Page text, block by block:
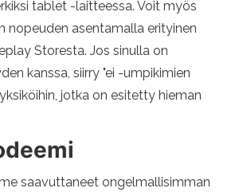
tablet -laitteessa. Voit myös
nopeuden asentamalla erityinen
Storesta. Jos sinulla on
kanssa, siirry "ei -umpikimien
jotka on esitetty hieman
saavuttaneet ongelmallisimman